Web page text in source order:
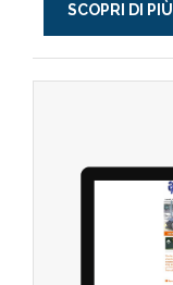
SCOPRI DI PIÙ